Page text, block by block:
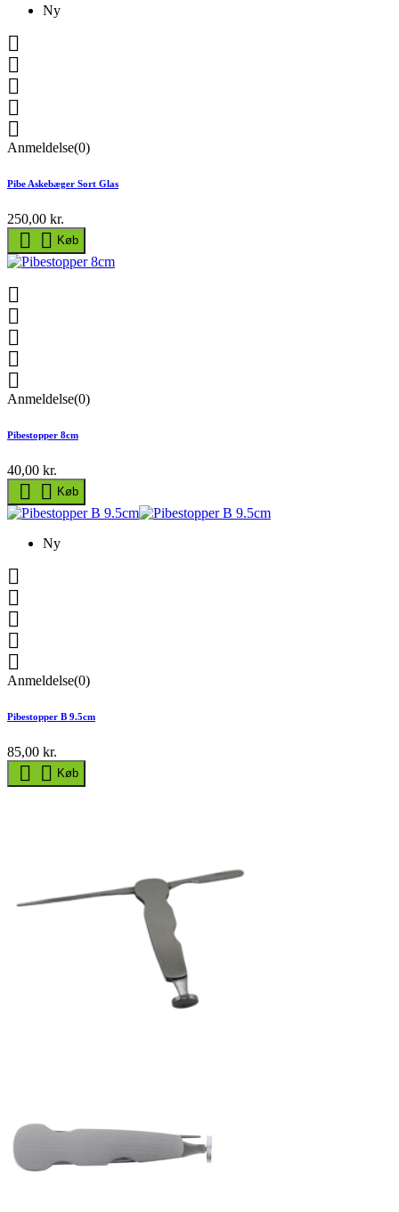
Ny





Anmeldelse(0)
Pibe Askebæger Sort Glas
250,00 kr.
  Køb





Anmeldelse(0)
Pibestopper 8cm
40,00 kr.
  Køb
Ny





Anmeldelse(0)
Pibestopper B 9.5cm
85,00 kr.
  Køb